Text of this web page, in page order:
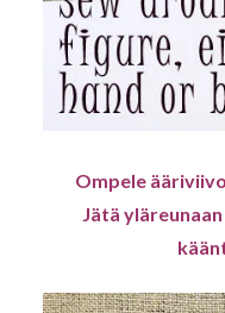
Ompele
Jätä